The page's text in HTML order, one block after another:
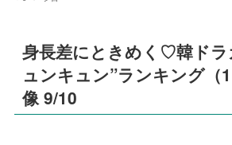
身長差にときめく♡韓ドラ
ュンキュン”ランキング（
像 9/10